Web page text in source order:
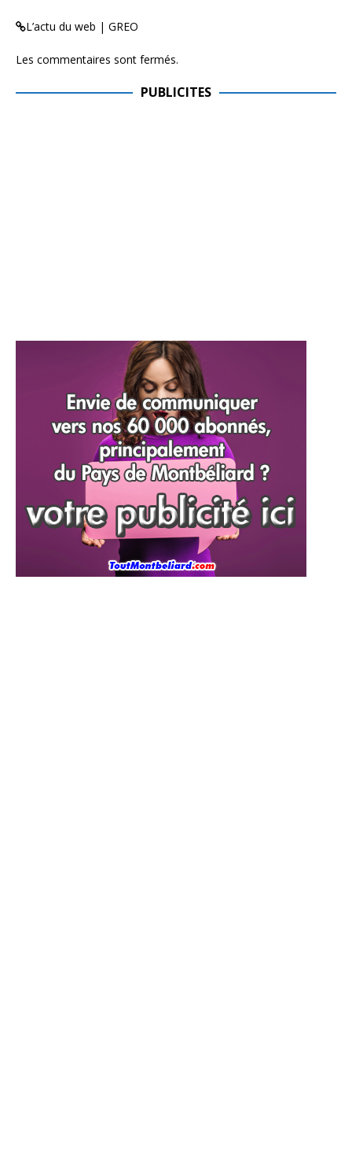
L’actu du web | GREO
Les commentaires sont fermés.
PUBLICITES